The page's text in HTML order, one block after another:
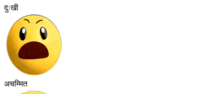
दुःखी
अचम्मित